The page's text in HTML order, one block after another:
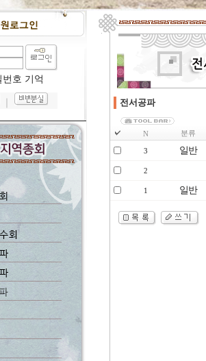
번호 기억
전서공파
N 분류
3 일반
2
1 일반